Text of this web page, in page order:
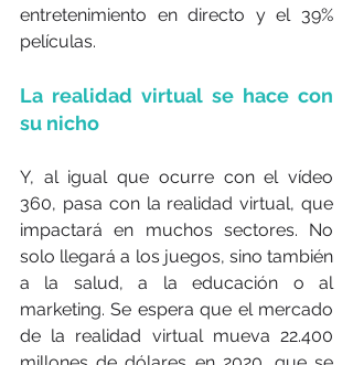
entretenimiento en directo y el 39%
películas.
La realidad virtual se hace con
su nicho
Y, al igual que ocurre con el vídeo
360, pasa con la realidad virtual, que
impactará en muchos sectores. No
solo llegará a los juegos, sino también
a la salud, a la educación o al
marketing. Se espera que el mercado
de la realidad virtual mueva 22.400